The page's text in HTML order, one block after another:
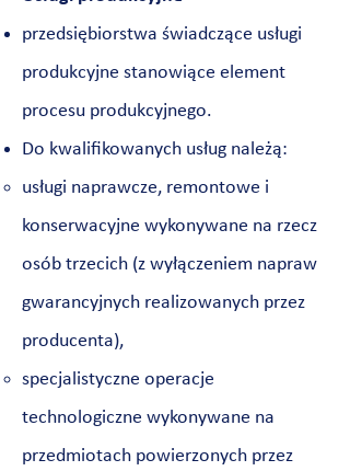
przedsiębiorstwa świadczące usługi
produkcyjne stanowiące element
procesu produkcyjnego.
Do kwalifikowanych usług należą:
usługi naprawcze, remontowe i
konserwacyjne wykonywane na rzecz
osób trzecich (z wyłączeniem napraw
gwarancyjnych realizowanych przez
producenta),
specjalistyczne operacje
technologiczne wykonywane na
przedmiotach powierzonych przez